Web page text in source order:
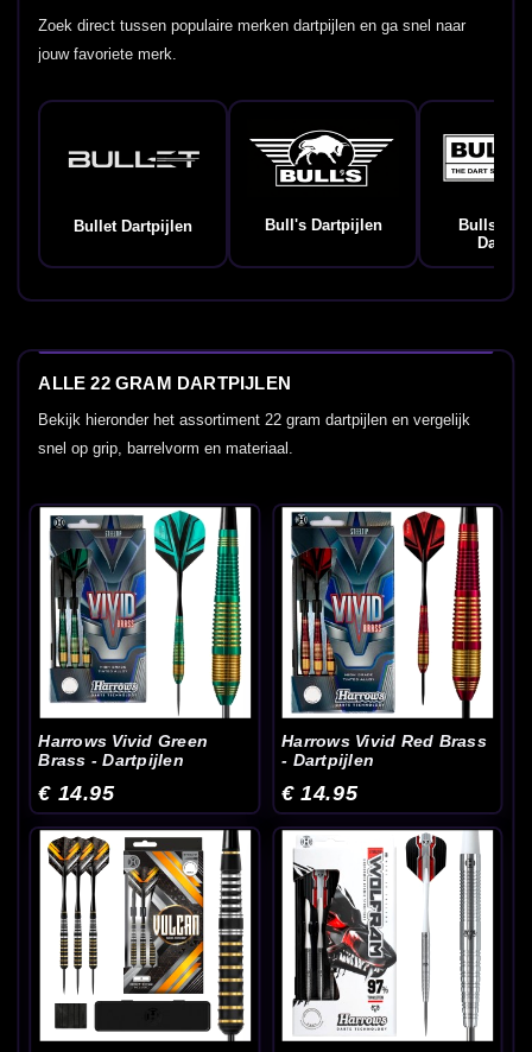
Zoek direct tussen populaire merken dartpijlen en ga snel naar
jouw favoriete merk.
Bullet Dartpijlen Bull's Dartpijlen
Bulls
ALLE 22 GRAM DARTPIJLEN
Bekijk hieronder het assortiment 22 gram dartpijlen en vergelijk
snel op grip, barrelvorm en materiaal.
Harrows Vivid Green
Brass - Dartpijlen
€ 14.95
Harrows Vivid Red Brass
- Dartpijlen
€ 14.95